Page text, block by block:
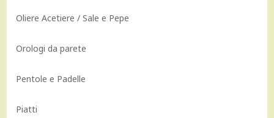
Oliere Acetiere / Sale e Pepe
Orologi da parete
Pentole e Padelle
Piatti